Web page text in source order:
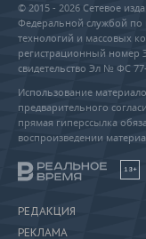
© 2015 - 2026 Сетевое
Федеральной службой по
технологий и массовых
регистрационный номер
свидетельство Эл № ФС
Использование
предварительного
прямая гиперссылка
воспроизведении
18+
РЕДАКЦИЯ
РЕКЛАМА